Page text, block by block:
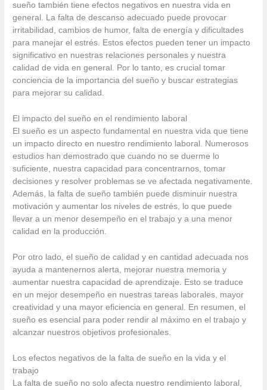
sueño también tiene efectos negativos en nuestra vida en
general. La falta de descanso adecuado puede provocar
irritabilidad, cambios de humor, falta de energía y dificultades
para manejar el estrés. Estos efectos pueden tener un impacto
significativo en nuestras relaciones personales y nuestra
calidad de vida en general. Por lo tanto, es crucial tomar
conciencia de la importancia del sueño y buscar estrategias
para mejorar su calidad.
El impacto del sueño en el rendimiento laboral
El sueño es un aspecto fundamental en nuestra vida que tiene
un impacto directo en nuestro rendimiento laboral. Numerosos
estudios han demostrado que cuando no se duerme lo
suficiente, nuestra capacidad para concentrarnos, tomar
decisiones y resolver problemas se ve afectada negativamente.
Además, la falta de sueño también puede disminuir nuestra
motivación y aumentar los niveles de estrés, lo que puede
llevar a un menor desempeño en el trabajo y a una menor
calidad en la producción.
Por otro lado, el sueño de calidad y en cantidad adecuada nos
ayuda a mantenernos alerta, mejorar nuestra memoria y
aumentar nuestra capacidad de aprendizaje. Esto se traduce
en un mejor desempeño en nuestras tareas laborales, mayor
creatividad y una mayor eficiencia en general. En resumen, el
sueño es esencial para poder rendir al máximo en el trabajo y
alcanzar nuestros objetivos profesionales.
Los efectos negativos de la falta de sueño en la vida y el
trabajo
La falta de sueño no solo afecta nuestro rendimiento laboral,